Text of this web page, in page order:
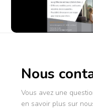
Nous
Vous avez une
en savoir plus sur